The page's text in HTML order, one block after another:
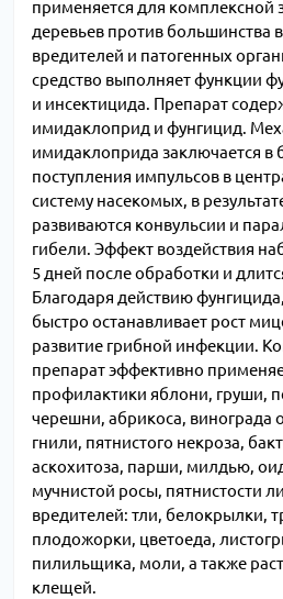
применяется для
деревьев против большинства
вредителей и патогенных
средство выполняет функции
и инсектицида. Препарат
имидаклоприд и фунгицид.
имидаклоприда заключается в
поступления импульсов в
систему насекомых, в
развиваются конвульсии и
гибели. Эффект воздействия
5 дней после обработки и
Благодаря действию
быстро останавливает рост
развитие грибной инфекции.
препарат эффективно
профилактики яблони, груши,
черешни, абрикоса, винограда
гнили, пятнистого некроза,
аскохитоза, парши, милдью,
мучнистой росы, пятнистости
вредителей: тли, белокрылки,
плодожорки, цветоеда,
пилильщика, моли, а также
клещей.